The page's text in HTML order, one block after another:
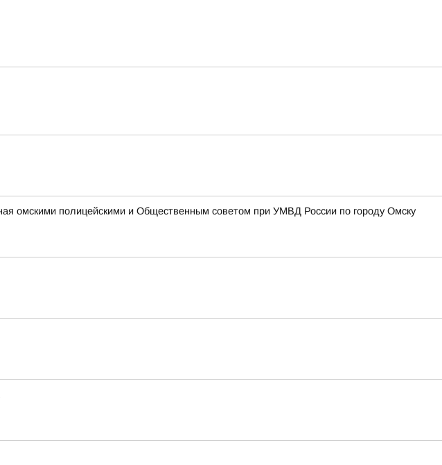
омскими полицейскими и Общественным советом при УМВД России по городу Омску